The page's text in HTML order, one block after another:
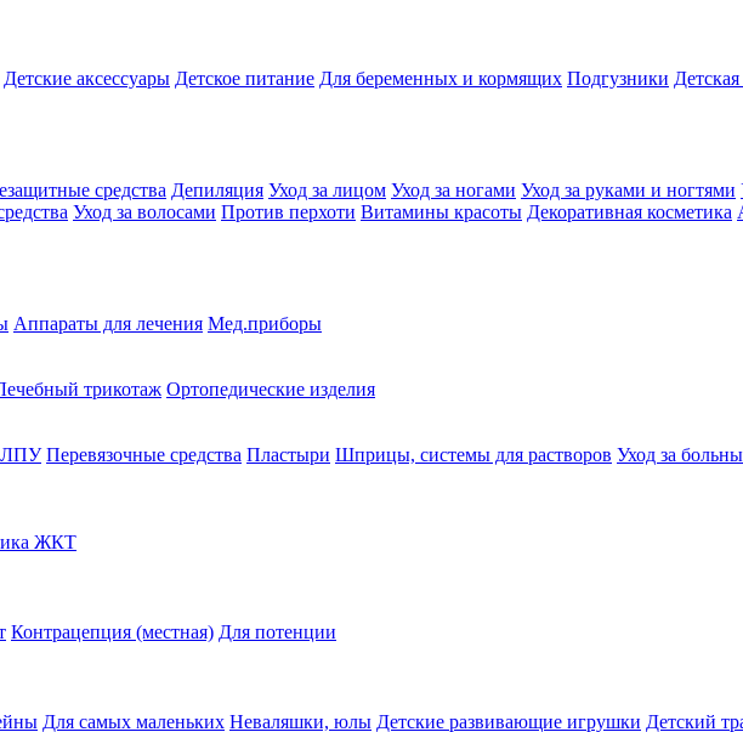
Детские аксессуары Детское питание Для беременных и кормящих Подгузники
средства Депиляция Уход за лицом Уход за ногами Уход за руками и ногтями
Уход за волосами Против перхоти Витамины красоты Декоративная косметика
Аппараты для лечения Мед.приборы
трикотаж Ортопедические изделия
ЛПУ Перевязочные средства Пластыри Шприцы, системы для растворов Уход за
ЖКТ
Контрацепция (местная) Для потенции
Для самых маленьких Неваляшки, юлы Детские развивающие игрушки Детский